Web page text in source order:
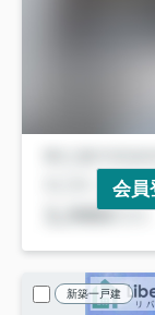
会員
新築一戸建